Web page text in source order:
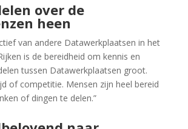
over de
heen
van andere Datawerkplaatsen in het
is de bereidheid om kennis en
tussen Datawerkplaatsen groot.
of competitie. Mensen zijn heel bereid
of dingen te delen.”